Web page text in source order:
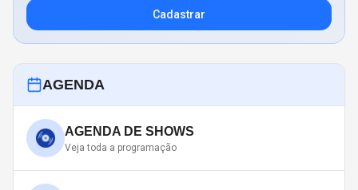
Cadastrar
AGENDA
AGENDA DE SHOWS
Veja toda a programação